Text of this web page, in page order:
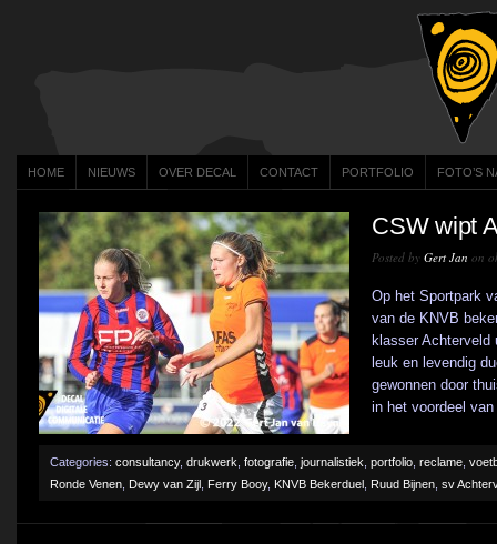
HOME NIEUWS OVER DECAL CONTACT PORTFOLIO FOTO’S
CSW wipt
Posted by Gert Jan on
Op het Sportpark
van de KNVB
klasser Achterveld
leuk en levendig
gewonnen door
in het voordeel
Categories: consultancy, drukwerk fotografie journalistiek portfolio reclame
Ronde Venen Dewy van Zijl Ferry Booy, KNVB Bekerduel Ruud Bijnen sv